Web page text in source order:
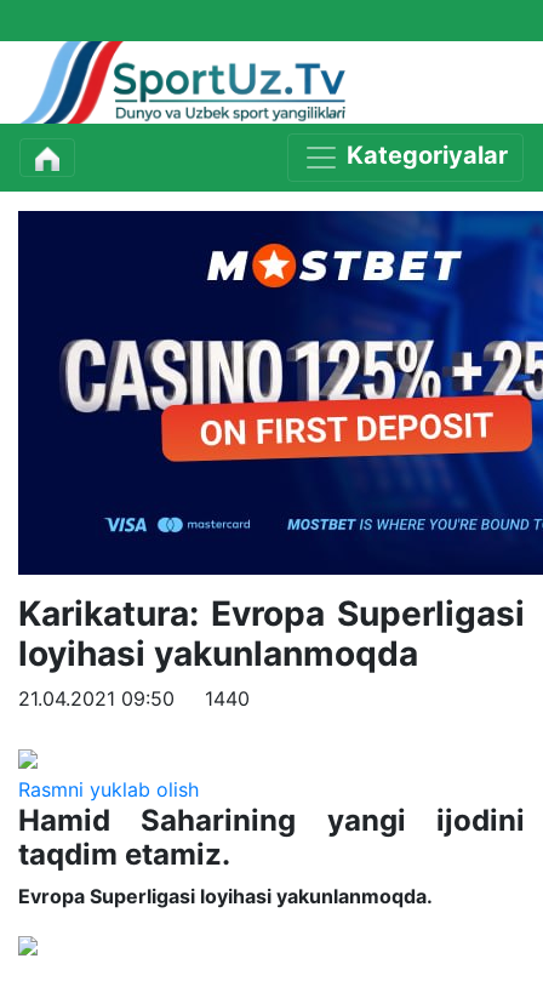
Kategoriyalar
Karikatura: Evropa Superligasi
loyihasi yakunlanmoqda
21.04.2021 09:50 1440
Rasmni yuklab olish
Hamid Saharining yangi ijodini
taqdim etamiz.
Evropa Superligasi loyihasi yakunlanmoqda.